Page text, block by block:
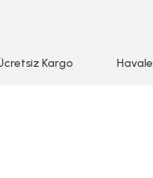
Kargo